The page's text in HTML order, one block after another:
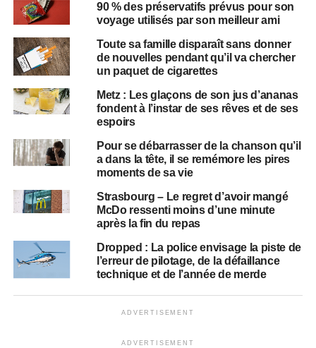
90 % des préservatifs prévus pour son
voyage utilisés par son meilleur ami
Toute sa famille disparaît sans donner
de nouvelles pendant qu’il va chercher
un paquet de cigarettes
Metz : Les glaçons de son jus d’ananas
fondent à l’instar de ses rêves et de ses
espoirs
Pour se débarrasser de la chanson qu’il
a dans la tête, il se remémore les pires
moments de sa vie
Strasbourg – Le regret d’avoir mangé
McDo ressenti moins d’une minute
après la fin du repas
Dropped : La police envisage la piste de
l’erreur de pilotage, de la défaillance
technique et de l’année de merde
ADVERTISEMENT
ADVERTISEMENT